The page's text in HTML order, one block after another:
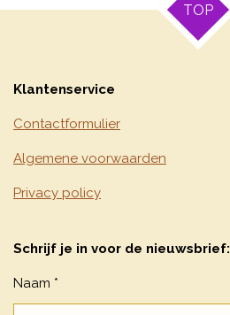
TOP
Klantenservice
Contactformulier
Algemene voorwaarden
Privacy policy
Schrijf je in voor de nieuwsbrief:
Naam *